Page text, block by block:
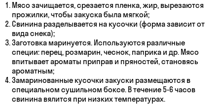
Мясо зачищается, срезается пленка, жир, вырезаются
прожилки, чтобы закуска была мягкой;
Свинина разделывается на кусочки (форма зависит от
вида снека);
Заготовка маринуется. Используются различные
специи: перец, розмарин, чеснок, паприка и др. Мясо
впитывает ароматы приправ и пряностей, становясь
ароматным;
Замаринованные кусочки закуски размещаются в
специальном сушильном боксе. В течение 5-6 часов
свинина вялится при низких температурах.